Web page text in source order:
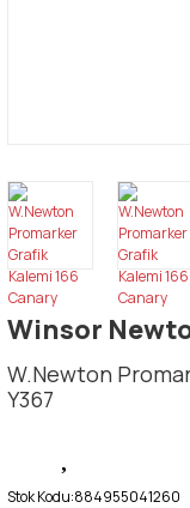
Winsor
W.Newton
Y367
Stok Kodu:884955041260